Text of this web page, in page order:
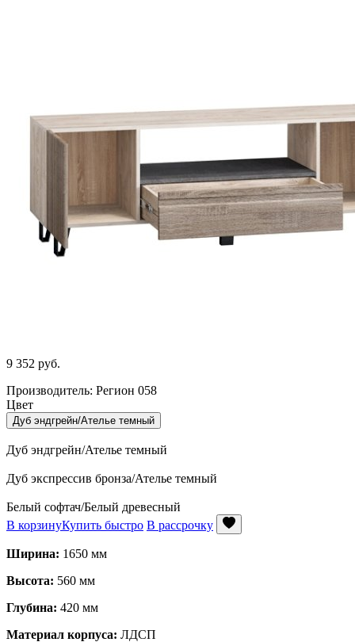
9 352 руб.
Производитель: Регион 058
Цвет
Дуб эндгрейн/Ателье темный
Дуб эндгрейн/Ателье темный
Дуб экспрессив бронза/Ателье темный
Белый софтач/Белый древесный
В корзинуКупить быстро В рассрочку
Ширина: 1650 мм
Высота: 560 мм
Глубина: 420 мм
Материал корпуса: ЛДСП